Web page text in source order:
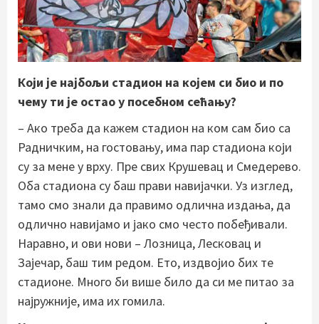
Који је најбољи стадион на којем си био и по
чему ти је остао у посебном сећању?
– Ако треба да кажем стадион на ком сам био са
Радничким, на гостовању, има пар стадиона који
су за мене у врху. Пре свих Крушевац и Смедерево.
Оба стадиона су баш прави навијачки. Уз изглед,
тамо смо знали да правимо одлична издања, да
одлично навијамо и јако смо често побеђивали.
Наравно, и ови нови – Лозница, Лесковац и
Зајечар, баш тим редом. Ето, издвојио бих те
стадионе. Много би више било да си ме питао за
најружније, има их гомила.